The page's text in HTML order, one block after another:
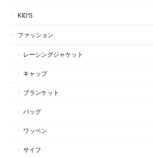
KID'S
ファッション
レーシングジャケット
キャップ
ブランケット
バッグ
ワッペン
サイフ